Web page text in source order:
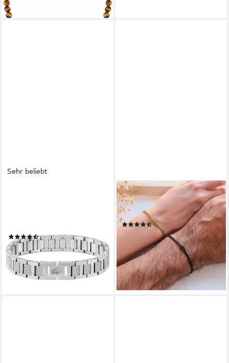
lieferbar - in 1-2 Werktagen bei dir
Sehr beliebt
(122)
ab 89,00 €
lieferbar - in 1-2 Werktagen bei dir
OTANTO
Armband Liebesknoten
Armband Partnerarmband
(6)
UVP29,90 €
(1,00 €/ 1 Stk)
-27%
lieferbar - in 2-3 Werktagen bei dir